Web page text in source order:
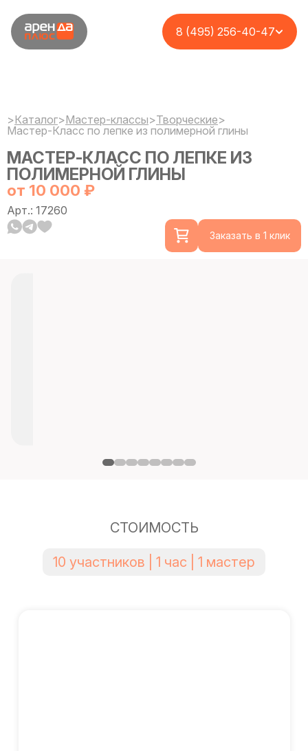
8 (495) 256-40-47
>Каталог>Мастер-классы>Творческие>
Мастер-Класс по лепке из полимерной глины
МАСТЕР-КЛАСС ПО ЛЕПКЕ ИЗ
ПОЛИМЕРНОЙ ГЛИНЫ
от 10 000 ₽
Арт.: 17260
Заказать в 1 клик
СТОИМОСТЬ
10 участников | 1 час | 1 мастер